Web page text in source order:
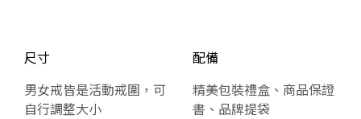
尺寸
男女戒皆是活動戒圍，可
自行調整大小
配備
精美包裝禮盒、商品保證
書、品牌提袋